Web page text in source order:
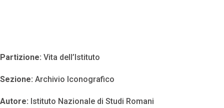
Partizione: Vita dell’Istituto
Sezione: Archivio Iconografico
Autore: Istituto Nazionale di Studi Romani